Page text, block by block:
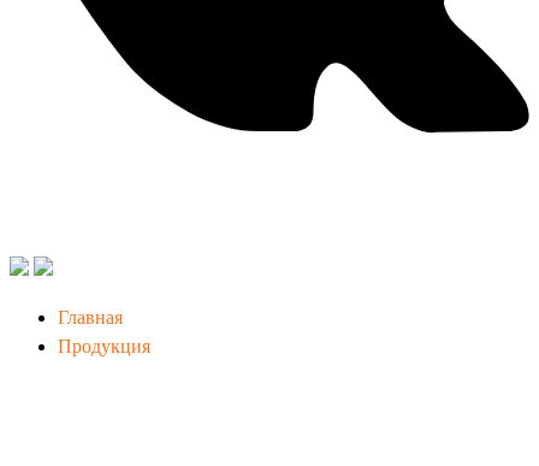
Главная
Продукция